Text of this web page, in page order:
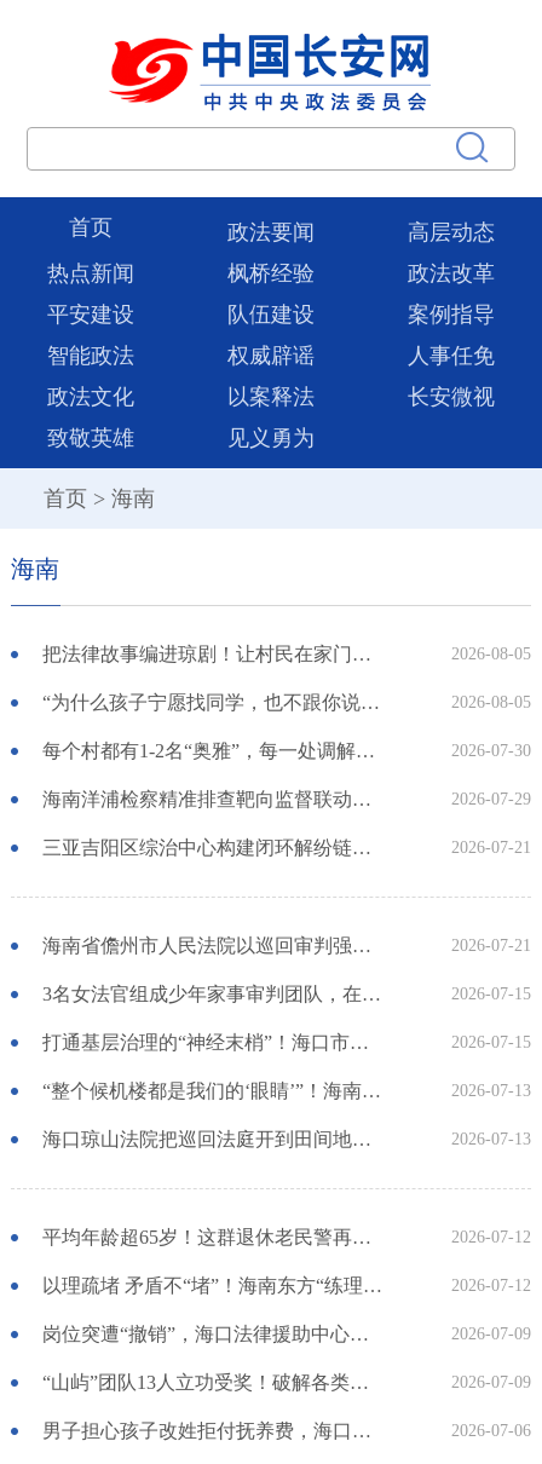
首页 政法要闻
高层动态
热点新闻
枫桥经验
政法改革
平安建设
队伍建设
案例指导
智能政法
权威辟谣
人事任免
政法文化
以案释法
长安微视
致敬英雄
见义勇为
首页 > 海南
海南
把法律故事编进琼剧！让村民在家门口看戏学法 2026-08-05
“为什么孩子宁愿找同学，也不跟你说话？”海口这场讲座，解答了这个扎心的问题 2026-08-05
每个村都有1-2名“奥雅”，每一处调解都能变普法，海南琼中的“头人说法”有特色又有成效 2026-07-30
海南洋浦检察精准排查靶向监督联动整改 2026-07-29
三亚吉阳区综治中心构建闭环解纷链，擦亮党建品牌让平安“底盘”更稳固 2026-07-21
海南省儋州市人民法院以巡回审判强效能 为基层治理添法治底色 2026-07-21
3名女法官组成少年家事审判团队，在五指山用法治温度守护“幼苗”成长 2026-07-15
打通基层治理的“神经末梢”！海口市秀英区海秀街道综治中心三级过滤调解激活基层治理 2026-07-15
“整个候机楼都是我们的‘眼睛’”！海南省公安厅机场公安局美兰机场派出所全力守护每一次出行 2026-07-13
海口琼山法院把巡回法庭开到田间地头，一年多之久的土地纠纷当天了结 2026-07-13
平均年龄超65岁！这群退休老民警再出山→ 2026-07-12
以理疏堵 矛盾不“堵”！海南东方“练理堵”化解矛盾纠纷有办法 2026-07-12
岗位突遭“撤销”，海口法律援助中心帮一劳务派遣人员拿回8万余元赔偿 2026-07-09
“山屿”团队13人立功受奖！破解各类涉外刑案52件 2026-07-09
男子担心孩子改姓拒付抚养费，海口秀英法院法官解开离异夫妻心结 2026-07-06